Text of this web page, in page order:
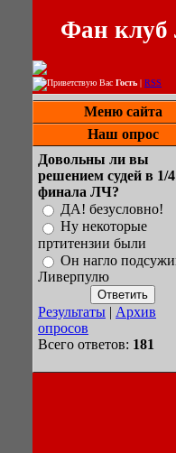
Фан клуб
Приветствую Вас Гость | RSS
Меню сайта
Наш опрос
Довольны ли вы
решением судей в 1/4
финала ЛЧ?
ДА! безусловно!
Ну некоторые
пртитензии были
Он нагло
Ливерпулю
Результаты | Архив
опросов
Всего ответов: 181